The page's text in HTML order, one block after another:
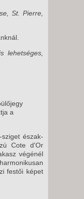
St. Pierre,
lehetséges,
a
észak-
Cote d'Or
végénél
festői képet